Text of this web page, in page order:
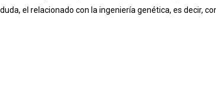
el relacionado con la ingeniería genética, es decir,